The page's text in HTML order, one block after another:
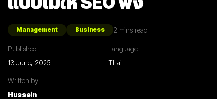
Management Business 2 mins read
Published
13 June, 2025
Language
Thai
Written by
Hussein